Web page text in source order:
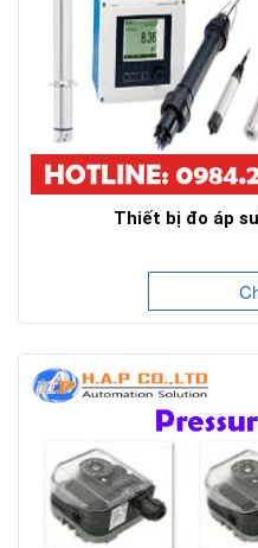
Thiết bị đo áp